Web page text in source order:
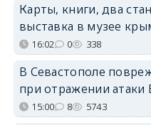
Карты, книги, два
выставка в музее
16:02 0 338
В Севастополе
при отражении
15:00 8 5743